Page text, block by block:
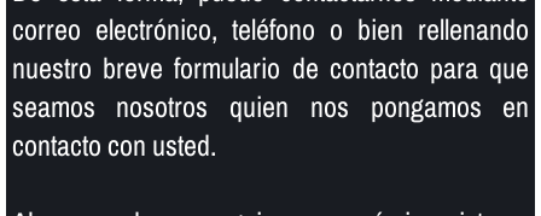
correo electrónico, teléfono o bien rellenando
nuestro breve formulario de contacto para que
seamos nosotros quien nos pongamos en
contacto con usted.